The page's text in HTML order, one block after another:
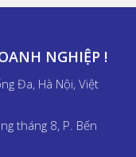
NGHIỆP !
Đa, Hà Nội, Việt
tháng 8, P. Bến